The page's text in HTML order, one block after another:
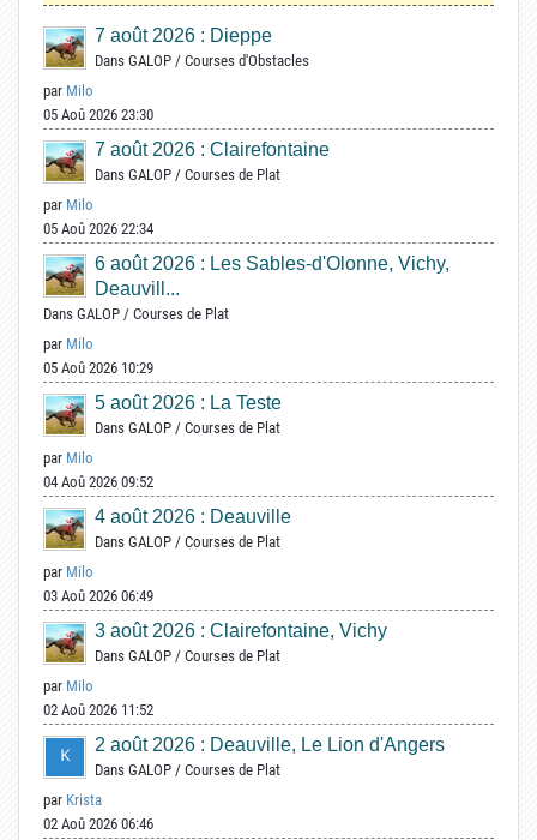
7 août 2026 : Dieppe
Dans GALOP / Courses d'Obstacles
par Milo
05 Aoû 2026 23:30
7 août 2026 : Clairefontaine
Dans GALOP / Courses de Plat
par Milo
05 Aoû 2026 22:34
6 août 2026 : Les Sables-d'Olonne, Vichy,
Deauvill...
Dans GALOP / Courses de Plat
par Milo
05 Aoû 2026 10:29
5 août 2026 : La Teste
Dans GALOP / Courses de Plat
par Milo
04 Aoû 2026 09:52
4 août 2026 : Deauville
Dans GALOP / Courses de Plat
par Milo
03 Aoû 2026 06:49
3 août 2026 : Clairefontaine, Vichy
Dans GALOP / Courses de Plat
par Milo
02 Aoû 2026 11:52
2 août 2026 : Deauville, Le Lion d'Angers
Dans GALOP / Courses de Plat
par Krista
02 Aoû 2026 06:46